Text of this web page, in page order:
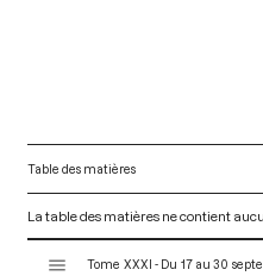
Table des matières
La table des matières ne contient
Tome XXXI - Du 17 au 30